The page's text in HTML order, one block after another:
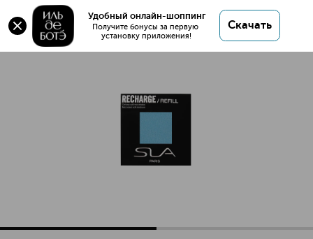
Удобный онлайн-шоппинг
Получите бонусы за первую
установку приложения!
Скачать
Оригинал 💯 IRIDESCENT EYESHADOWS Тени для
век рефил с эффектом сияния купить в интернет
магазине ИЛЬ ДЕ БОТЭ с доставкой.
IRIDESCENT EYESHADOWS Тени для век рефил с